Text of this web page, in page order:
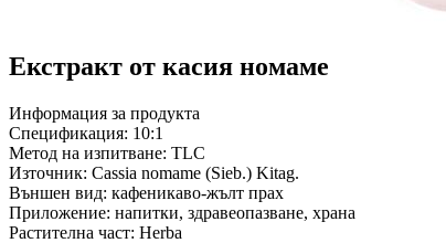
Екстракт от касия номаме
Информация за продукта
Спецификация: 10:1
Метод на изпитване: TLC
Източник: Cassia nomame (Sieb.) Kitag.
Външен вид: кафеникаво-жълт прах
Приложение: напитки, здравеопазване, храна
Растителна част: Herba